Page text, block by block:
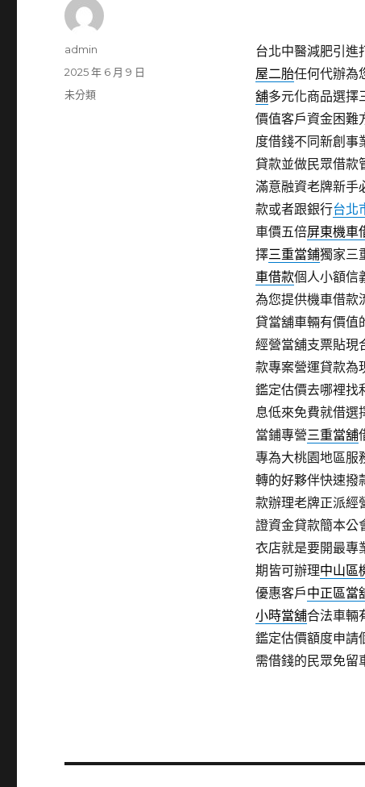
台北中醫減肥引進
屋二胎任何代辦為
舖多元化商品選擇
價值客戶資金困難
度借錢不同新創事
貸款並做民眾借款
滿意融資老牌新手
款或者跟銀行台北
車價五倍屏東機車
擇三重當鋪獨家三
車借款個人小額信
為您提供機車借款
貸當舖車輛有價值
經營當舖支票貼現
款專案營運貸款為
鑑定估價去哪裡找
息低來免費就借選
當鋪專營三重當舖
專為大桃園地區服
轉的好夥伴快速撥
款辦理老牌正派經
證資金貸款簡本公
衣店就是要開最專
期皆可辦理中山區
優惠客戶中正區當
小時當舖合法車輛
鑑定估價額度申請
需借錢的民眾免留
作
admin
發
佈
2025 年 6 月 9 日
分
未分類